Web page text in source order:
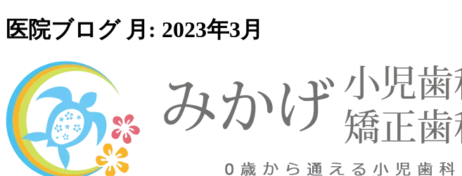
医院ブログ 月: 2023年3月